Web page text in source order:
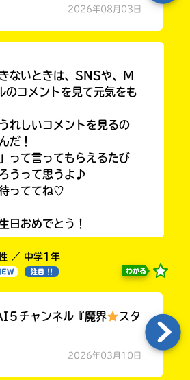
2026年08月03日
ないときは、SNSや、M
コメントを見て元気をも
れしいコメントを見るの
だ！
って言ってもらえるたび
うって思うよ♪
っててね♡
日おめでとう！
／ 中学1年
注目 !! わかる
チャンネル『魔界
スタ
2026年03月10日